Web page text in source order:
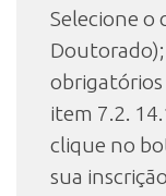
Selecione o
item 7.2.
clique no
sua